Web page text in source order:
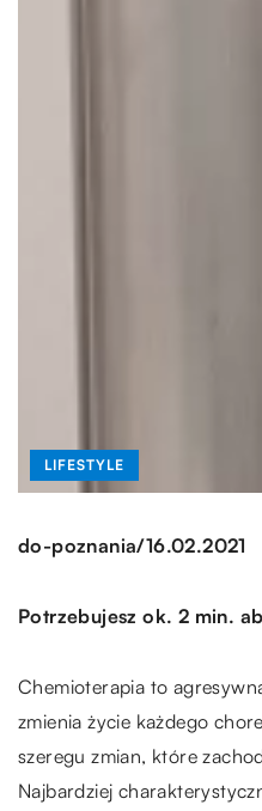
LIFESTYLE
do-poznania/16.02.2021
Potrzebujesz ok. 2 min.
Chemioterapia to
zmienia życie każdego
szeregu zmian, które
Najbardziej